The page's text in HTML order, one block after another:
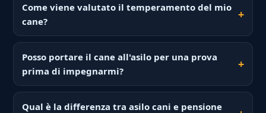
Come viene valutato il temperamento del mio
cane?
Posso portare il cane all'asilo per una prova
prima di impegnarmi?
Qual è la differenza tra asilo cani e pensione